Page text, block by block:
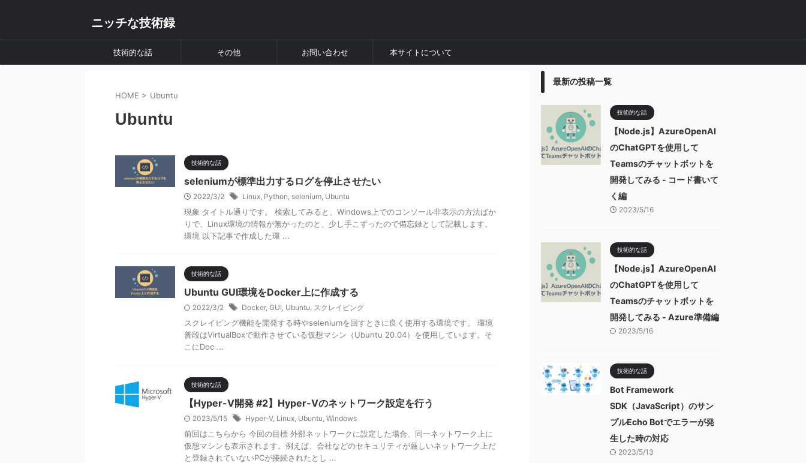
ニッチな技術録
技術的な話 その他 お問い合わせ 本サイトについて
HOME > Ubuntu
Ubuntu
技術的な話
seleniumが標準出力するログを停止させたい
2022/3/2 Linux, Python, selenium, Ubuntu
現象 タイトル通りです。 検索してみると、Windows上でのコンソール非表示の方法ばか
りで、Linux環境の情報が無かったのと、少し手こずったので備忘録として記載します。
環境 以下記事で作成した環 ...
技術的な話
Ubuntu GUI環境をDocker上に作成する
2022/3/2 Docker, GUI, Ubuntu, スクレイピング
スクレイピング機能を開発する時やseleniumを回すときに良く使用する環境です。 環境
普段はVirtualBoxで動作させている仮想マシン（Ubuntu 20.04）を使用しています。そ
こにDoc ...
技術的な話
【Hyper-V開発 #2】Hyper-Vのネットワーク設定を行う
2023/5/15 Hyper-V, Linux, Ubuntu, Windows
前回はこちらから 今回の目標 外部ネットワークに設定した場合、同一ネットワーク上に
仮想マシンも表示されます。例えば、会社などのセキュリティが厳しいネットワーク上だ
と登録されていないPCが接続されたとし ...
最新の投稿一覧
技術的な話
【Node.js】AzureOpenAI
のChatGPTを使用して
Teamsのチャットボットを
開発してみる - コード書いて
く編
2023/5/16
技術的な話
【Node.js】AzureOpenAI
のChatGPTを使用して
Teamsのチャットボットを
開発してみる - Azure準備編
2023/5/16
技術的な話
Bot Framework
SDK（JavaScript）のサン
プルEcho Botでエラーが発
生した時の対応
2023/5/13